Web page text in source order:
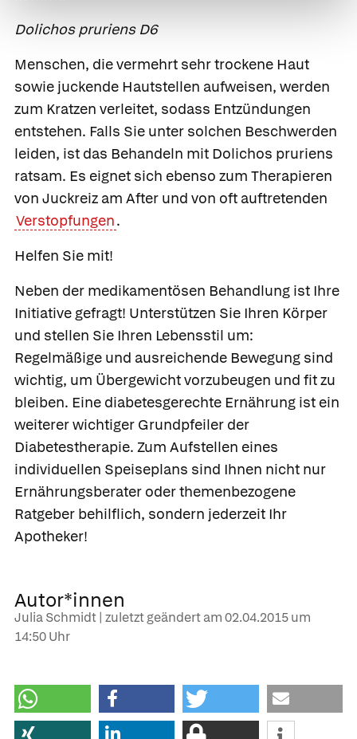
Dolichos pruriens D6
Menschen, die vermehrt sehr trockene Haut
sowie juckende Hautstellen aufweisen, werden
zum Kratzen verleitet, sodass Entzündungen
entstehen. Falls Sie unter solchen Beschwerden
leiden, ist das Behandeln mit Dolichos pruriens
ratsam. Es eignet sich ebenso zum Therapieren
von Juckreiz am After und von oft auftretenden
Verstopfungen.
Helfen Sie mit!
Neben der medikamentösen Behandlung ist Ihre
Initiative gefragt! Unterstützen Sie Ihren Körper
und stellen Sie Ihren Lebensstil um:
Regelmäßige und ausreichende Bewegung sind
wichtig, um Übergewicht vorzubeugen und fit zu
bleiben. Eine diabetesgerechte Ernährung ist ein
weiterer wichtiger Grundpfeiler der
Diabetestherapie. Zum Aufstellen eines
individuellen Speiseplans sind Ihnen nicht nur
Ernährungsberater oder themenbezogene
Ratgeber behilflich, sondern jederzeit Ihr
Apotheker!
Autor*innen
Julia Schmidt | zuletzt geändert am02.04.2015um
14:50 Uhr